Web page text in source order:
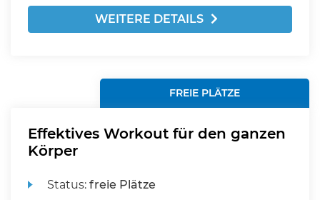
WEITERE DETAILS
FREIE PLÄTZE
Effektives Workout für den ganzen
Körper
Status:freie Plätze